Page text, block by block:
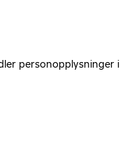
personopplysninger i